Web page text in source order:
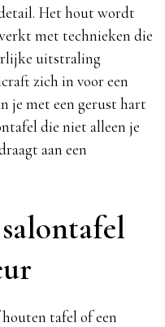
Het hout wordt
met technieken die
uitstraling
zich in voor een
je met een gerust hart
die niet alleen je
aan een
tafel of een